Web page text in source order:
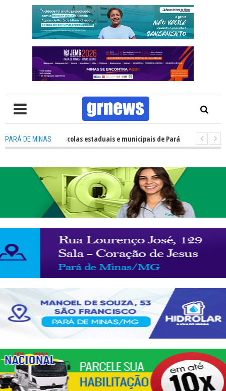
PARÁ DE MINASdas escolas estaduais e municipais de Pará de Minas no IDEB